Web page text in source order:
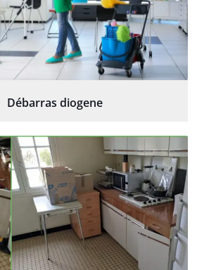
Débarras diogene